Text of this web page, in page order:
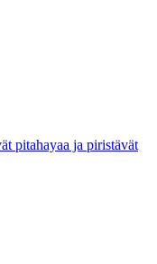
pitahayaa ja piristävät